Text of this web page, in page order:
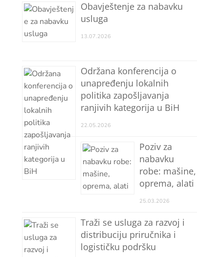
Obavještenje za nabavku
usluga
13.07.2026
Održana konferencija o
unapređenju lokalnih
politika zapošljavanja
ranjivih kategorija u BiH
22.05.2026
Poziv za
nabavku
robe: mašine,
oprema, alati
25.03.2026
Traži se usluga za razvoj i
distribuciju priručnika i
logističku podršku